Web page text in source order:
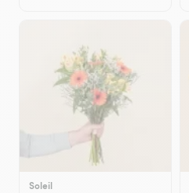
Soleil